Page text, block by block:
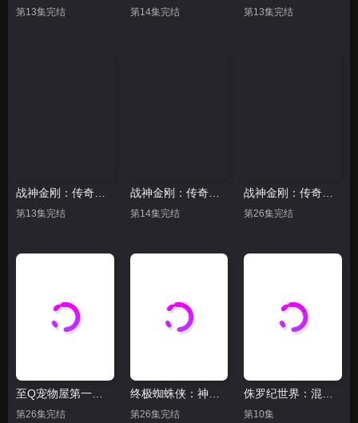
第13集完结 第14集完结 第13集完结
第13集完结
战神金刚：传奇的保护神 第三季
第14集完结 第26集完结
至Q宠物屋第一季 中文版
第26集完结
终极蜘蛛侠：神盾局学院
第26集完结
侏罗纪世界：混沌理论
第10集